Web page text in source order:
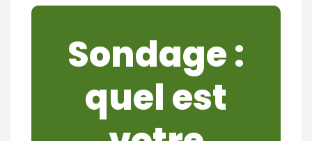
Sondage :
quel est